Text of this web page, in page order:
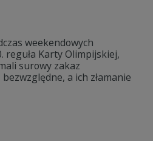
weekendowych
reguła Karty Olimpijskiej,
surowy zakaz
a ich złamanie